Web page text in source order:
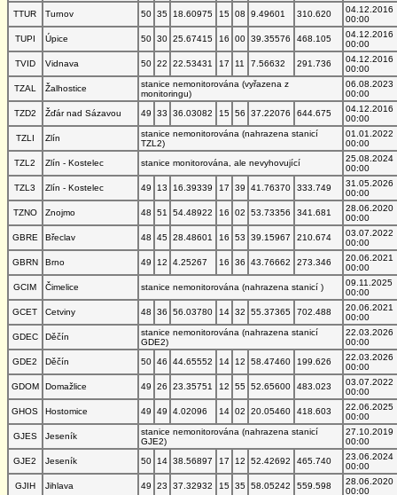
TTUR
Turnov 50 35 18.60975 15 08 9.49601 310.620
04.12.2016
00:00
TUPI
Úpice 50 30 25.67415 16 00 39.35576 468.105
04.12.2016
00:00
TVID
Vidnava 50 22 22.53431 17 11 7.56632 291.736
04.12.2016
00:00
TZAL
Žalhostice
stanice nemonitorována (vyřazena z
monitoringu)
06.08.2023
00:00
TZD2
Žďár nad Sázavou 49 33 36.03082 15 56 37.22076 644.675
04.12.2016
00:00
TZLI
Zlín
stanice nemonitorována (nahrazena stanicí
TZL2)
01.01.2022
00:00
TZL2
Zlín - Kostelec stanice monitorována, ale nevyhovující
25.08.2024
00:00
TZL3
Zlín - Kostelec 49 13 16.39339 17 39 41.76370 333.749
31.05.2026
00:00
TZNO
Znojmo 48 51 54.48922 16 02 53.73356 341.681
28.06.2020
00:00
GBRE
Břeclav 48 45 28.48601 16 53 39.15967 210.674
03.07.2022
00:00
GBRN
Brno 49 12 4.25267 16 36 43.76662 273.346
20.06.2021
00:00
GCIM
Čimelice stanice nemonitorována (nahrazena stanicí )
09.11.2025
00:00
GCET
Cetviny 48 36 56.03780 14 32 55.37365 702.488
20.06.2021
00:00
GDEC
Děčín
stanice nemonitorována (nahrazena stanicí
GDE2)
22.03.2026
00:00
GDE2
Děčín 50 46 44.65552 14 12 58.47460 199.626
22.03.2026
00:00
GDOM
Domažlice 49 26 23.35751 12 55 52.65600 483.023
03.07.2022
00:00
GHOS
Hostomice 49 49 4.02096 14 02 20.05460 418.603
22.06.2025
00:00
GJES
Jeseník
stanice nemonitorována (nahrazena stanicí
GJE2)
27.10.2019
00:00
GJE2
Jeseník 50 14 38.56897 17 12 52.42692 465.740
23.06.2024
00:00
GJIH
Jihlava 49 23 37.32932 15 35 58.05242 559.598
28.06.2020
00:00